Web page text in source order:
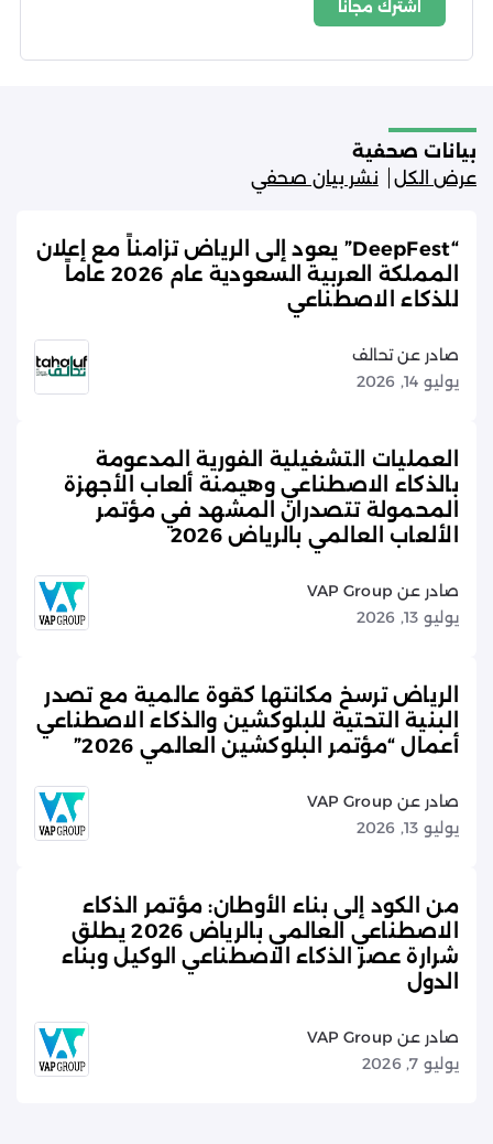
اشترك مجاناً
بيانات صحفية
عرض الكل
نشر بيان صحفي
“DeepFest” يعود إلى الرياض تزامناً مع إعلان
المملكة العربية السعودية عام 2026 عاماً
للذكاء الاصطناعي
صادر عن تحالف
يوليو 14, 2026
العمليات التشغيلية الفورية المدعومة
بالذكاء الاصطناعي وهيمنة ألعاب الأجهزة
المحمولة تتصدران المشهد في مؤتمر
الألعاب العالمي بالرياض 2026
صادر عن VAP Group
يوليو 13, 2026
الرياض ترسخ مكانتها كقوة عالمية مع تصدر
البنية التحتية للبلوكشين والذكاء الاصطناعي
أعمال “مؤتمر البلوكشين العالمي 2026”
صادر عن VAP Group
يوليو 13, 2026
من الكود إلى بناء الأوطان: مؤتمر الذكاء
الاصطناعي العالمي بالرياض 2026 يطلق
شرارة عصر الذكاء الاصطناعي الوكيل وبناء
الدول
صادر عن VAP Group
يوليو 7, 2026